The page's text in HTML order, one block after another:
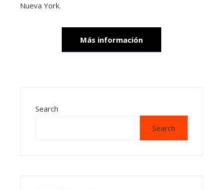
Nueva York.
Más información
Search
Search